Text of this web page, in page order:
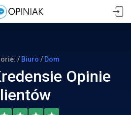
/ Biuro / Dom
Opinie